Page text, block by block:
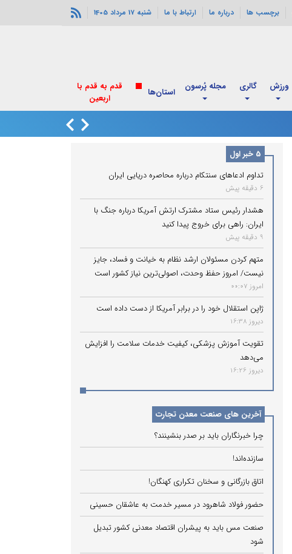
برچسب ها درباره ما ارتباط با ما شنبه 17 مرداد 1405
ورزش گالری مجله پُرسون استان‌ها
قدم به قدم با
اربعین
5 خبر اول
تداوم ادعاهای سنتکام درباره محاصره دریایی ایران
6 دقیقه پیش
هشدار رئیس ستاد مشترک ارتش آمریکا درباره جنگ با
ایران: راهی برای خروج پیدا کنید
9 دقیقه پیش
متهم کردن مسئولان ارشد نظام به خیانت و فساد، جایز
نیست/ امروز حفظ وحدت، اصولی‌ترین نیاز کشور است
امروز 00:07
ژاپن استقلال خود را در برابر آمریکا از دست داده است
دیروز 16:38
تقویت آموزش پزشکی، کیفیت خدمات سلامت را افزایش
می‌دهد
دیروز 16:26
آخرین های صنعت معدن تجارت
چرا خبرنگاران باید بر صدر بنشینند؟
سازنده‌اند!
اتاق بازرگانی و سخنان تکراری کهنگان!
حضور فولاد شاهرود در مسیر خدمت به عاشقان حسینی
صنعت مس باید به پیشران اقتصاد معدنی کشور تبدیل
شود